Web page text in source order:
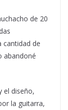
de 20
cantidad de
abandoné
el diseño,
la guitarra,